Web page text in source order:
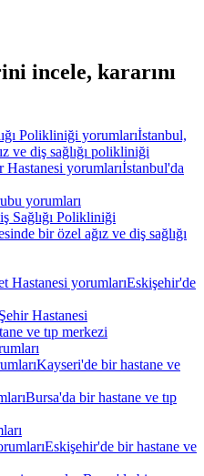
incele, kararını
Polikliniği yorumlarıİstanbul,
ve diş sağlığı polikliniği
yorumlarıİstanbul'da
yorumları
Sağlığı Polikliniği
bir özel ağız ve diş sağlığı
Hastanesi yorumlarıEskişehir'de
Hastanesi
ve tıp merkezi
Kayseri'de bir hastane ve
Bursa'da bir hastane ve tıp
Eskişehir'de bir hastane ve